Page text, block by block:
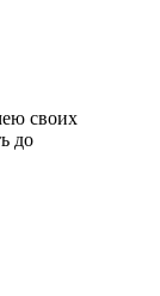
своих
до